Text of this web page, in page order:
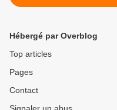
sur Le Monde.fr [je signe!
Hébergé par Overblog
Top articles
Pages
Contact